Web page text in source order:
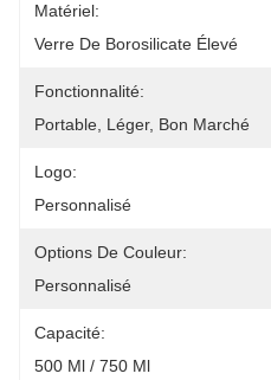
Matériel:
Verre De Borosilicate Élevé
Fonctionnalité:
Portable, Léger, Bon Marché
Logo:
Personnalisé
Options De Couleur:
Personnalisé
Capacité:
500 Ml / 750 Ml